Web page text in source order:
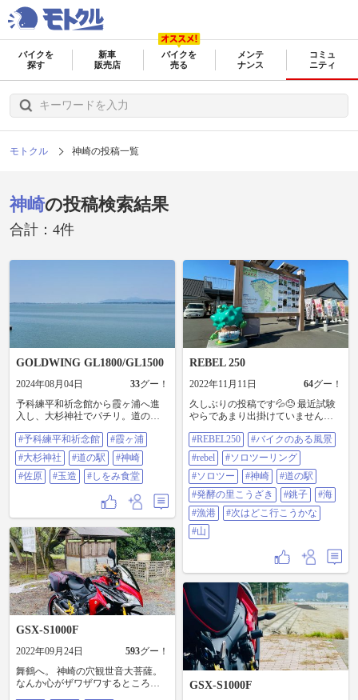
バイクを
探す
新車
販売店
バイクを
売る
メンテ
ナンス
コミュ
ニティ
モトクル 神崎の投稿一覧
神崎の投稿検索結果
合計：4件
GOLDWING GL1800/GL1500
2024年08月04日 33グー！
予科練平和祈念館から霞ヶ浦へ進
入し、大杉神社でパチリ。道の駅
に。道の駅佐原の絶品「もつ煮込
み」を今晩のあてに、茨城県南地
区で突然販売が無くなった「鉄砲
漬け」も買いました。オモウマイ
「しをみ食堂」は調理機材の老朽
化により閉店してましたので看板
の「鯉のあらい」を。早く夜にな
って呑みたいです。また、「水の
科学館」跡地が動物園みたくなっ
てたので入園。料金は大人一人
¥1650(割引無し)、年間パスポート
は¥6600、まだまだ充実してないた
め小さなお子さまがいる家族の方
るのも一興かと。ペンギン、カピ
バラ、ウサギ、リクガメ、ワラビ
ー、アルパカ、ヤギ、羊、フクロ
ウとかですね。 #予科練平和祈念館
#霞ヶ浦 #大杉神社 #道の駅 #神崎
#予科練平和祈念館
#霞ヶ浦
#大杉神社
#道の駅
#神崎
#佐原
#玉造 #しをみ食堂
REBEL 250
2022年11月11日 64グー！
久しぶりの投稿です💦😓 最近試験
やらであまり出掛けていませんで
で少しばかり遠出してみました😄❗️
市川を出て、道の駅「発酵の里こ
うざき」に立ち寄って、とりあえ
ず銚子に行こうって思って銚子ま
で行き、特に何するでもなく写真
だけ撮って帰ってきました😅笑
ETCカードを入れてなかったので全
部下道で6時間掛かりました💦💦初
100km越えお出掛けだったので疲れ
た💦💦 今回は海見に行ったので、
今度は山の方に行ってみようと思
います❗️🤣 #REBEL250 #バイクのあ
る風景 #rebel #ソロツーリング #ソ
ロツー #神崎 #道の駅 #発酵の里こ
うざき #銚子 #海 #漁港 #次はどこ
行こうかな #山
#REBEL250
#バイクのある風景
#rebel
#ソロツーリング
#ソロツー
#神崎
#道の駅
#発酵の里こうざき
#銚子
#海
#漁港
#次はどこ行こうかな
#山
GSX-S1000F
2022年09月24日 593グー！
舞鶴へ。 神崎の穴観世音大菩薩。
なんか心がザワザワするところ。 #
GSX-S1000F